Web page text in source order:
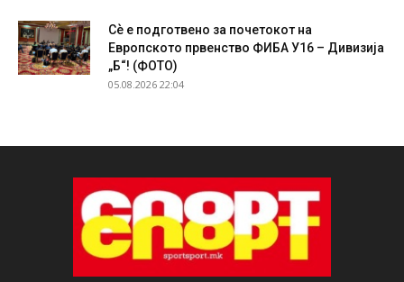
Сѐ е подготвено за почетокот на
Европското првенство ФИБА У16 – Дивизија
„Б“! (ФОТО)
05.08.2026 22:04